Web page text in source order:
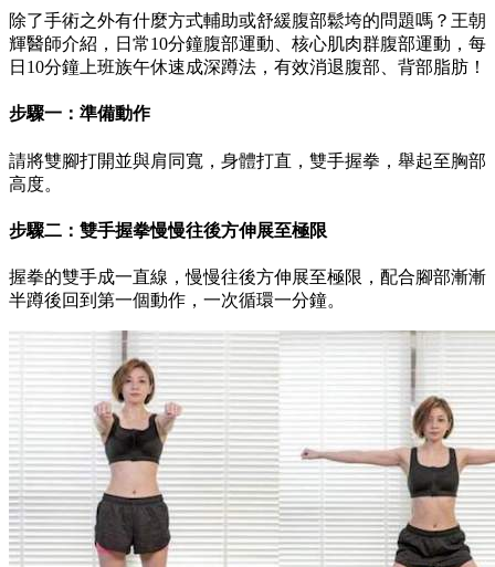
除了手術之外有什麼方式輔助或舒緩腹部鬆垮的問題嗎？王朝
輝醫師介紹，日常10分鐘腹部運動、核心肌肉群腹部運動，每
日10分鐘上班族午休速成深蹲法，有效消退腹部、背部脂肪！
步驟一：準備動作
請將雙腳打開並與肩同寬，身體打直，雙手握拳，舉起至胸部
高度。
步驟二：雙手握拳慢慢往後方伸展至極限
握拳的雙手成一直線，慢慢往後方伸展至極限，配合腳部漸漸
半蹲後回到第一個動作，一次循環一分鐘。